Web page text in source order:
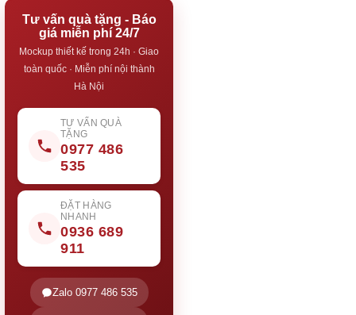
Tư vấn quà tặng - Báo
giá miễn phí 24/7
Mockup thiết kế trong 24h · Giao
toàn quốc · Miễn phí nội thành
Hà Nội
TƯ VẤN QUÀ
TẶNG
0977 486
535
ĐẶT HÀNG
NHANH
0936 689
911
Zalo 0977 486 535